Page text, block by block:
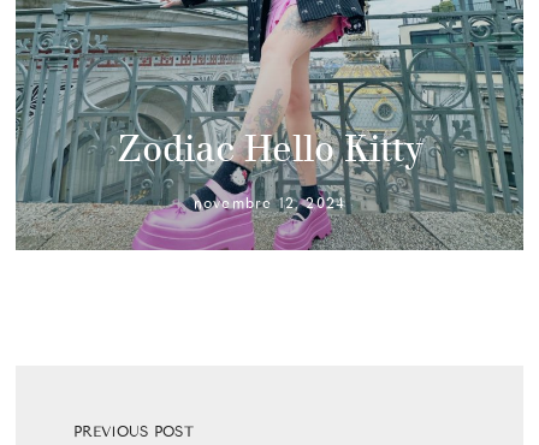
Zodiac Hello Kitty
novembre 12, 2024
PREVIOUS POST